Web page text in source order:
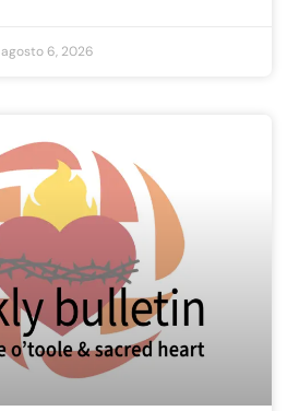
agosto 6, 2026